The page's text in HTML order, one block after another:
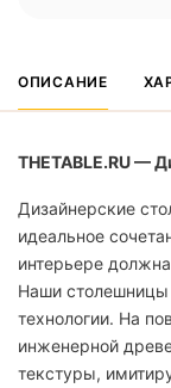
ОПИСАНИЕ
THETABLE.RU —
Дизайнерские
идеальное
интерьере
Наши столешницы
технологии. На
инженерной
текстуры,